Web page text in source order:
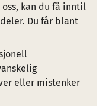
kan du få inntil
Du får blant
eller mistenker